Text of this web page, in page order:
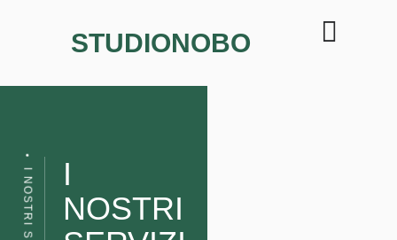
STUDIONOBO
I
NOSTRI